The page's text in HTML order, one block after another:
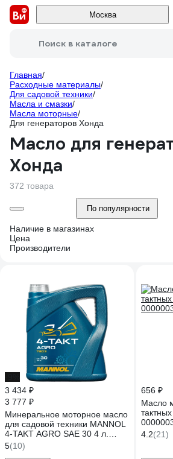
Москва
Поиск в каталоге
Главная/
Расходные материалы/
Для садовой техники/
Масла и смазки/
Масла моторные/
Для генераторов Хонда
Масло для
Хонда
372 товара
По популярности
Наличие в магазинах
Цена
Производители
3 434 ₽
3 777 ₽
Минеральное моторное масло
для садовой техники MANNOL
4-TAKT AGRO SAE 30 4 л.
7203
5(10)
656 ₽
Масло
4.2(21)